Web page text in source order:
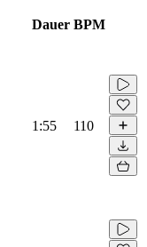
Dauer BPM
1:55 110